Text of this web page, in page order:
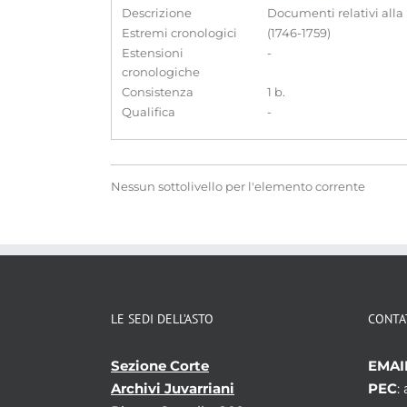
Descrizione
Documenti relativi alla
Estremi cronologici
(1746-1759)
Estensioni
cronologiche
-
Consistenza
1 b.
Qualifica
-
Nessun sottolivello per l'elemento corrente
LE SEDI DELL’ASTO
Sezione Corte
Archivi Juvarriani
PEC: